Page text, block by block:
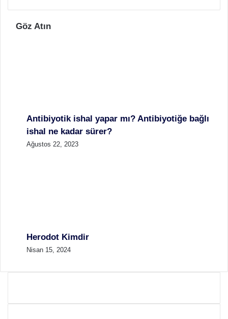
Göz Atın
Antibiyotik ishal yapar mı? Antibiyotiğe bağlı
ishal ne kadar sürer?
Ağustos 22, 2023
Herodot Kimdir
Nisan 15, 2024